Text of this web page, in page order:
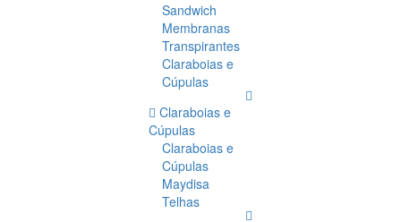
Sandwich
Membranas
Transpirantes
Claraboias e
Cúpulas
Claraboias e
Cúpulas
Claraboias e
Cúpulas
Maydisa
Telhas